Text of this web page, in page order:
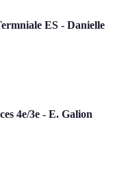
ES - Danielle
4e/3e - E. Galion